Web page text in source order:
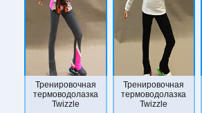
Тренировочная
термоводолазка
Twizzle
Тренировочная
термоводолазка
Twizzle